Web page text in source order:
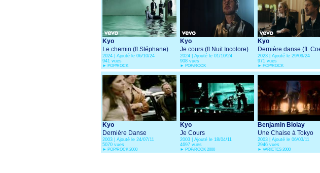
Kyo
Le chemin (ft Stéphane)
2024 | Ajouté le 06/10/24
941 vues
► POP/ROCK
Kyo
Je cours (ft Nuit Incolore)
2024 | Ajouté le 01/10/24
908 vues
► POP/ROCK
Kyo
Dernière danse (ft.
De Pirate)
2023 | Ajouté le 29/09/24
971 vues
► POP/ROCK
Kyo
Dernière Danse
2003 | Ajouté le 24/07/11
5070 vues
► POP/ROCK 2000
Kyo
Je Cours
2003 | Ajouté le 18/04/11
4697 vues
► POP/ROCK 2000
Benjamin Biolay
Une Chaise à Tokyo
2003 | Ajouté le 06/03/11
2946 vues
► VARIETES 2000